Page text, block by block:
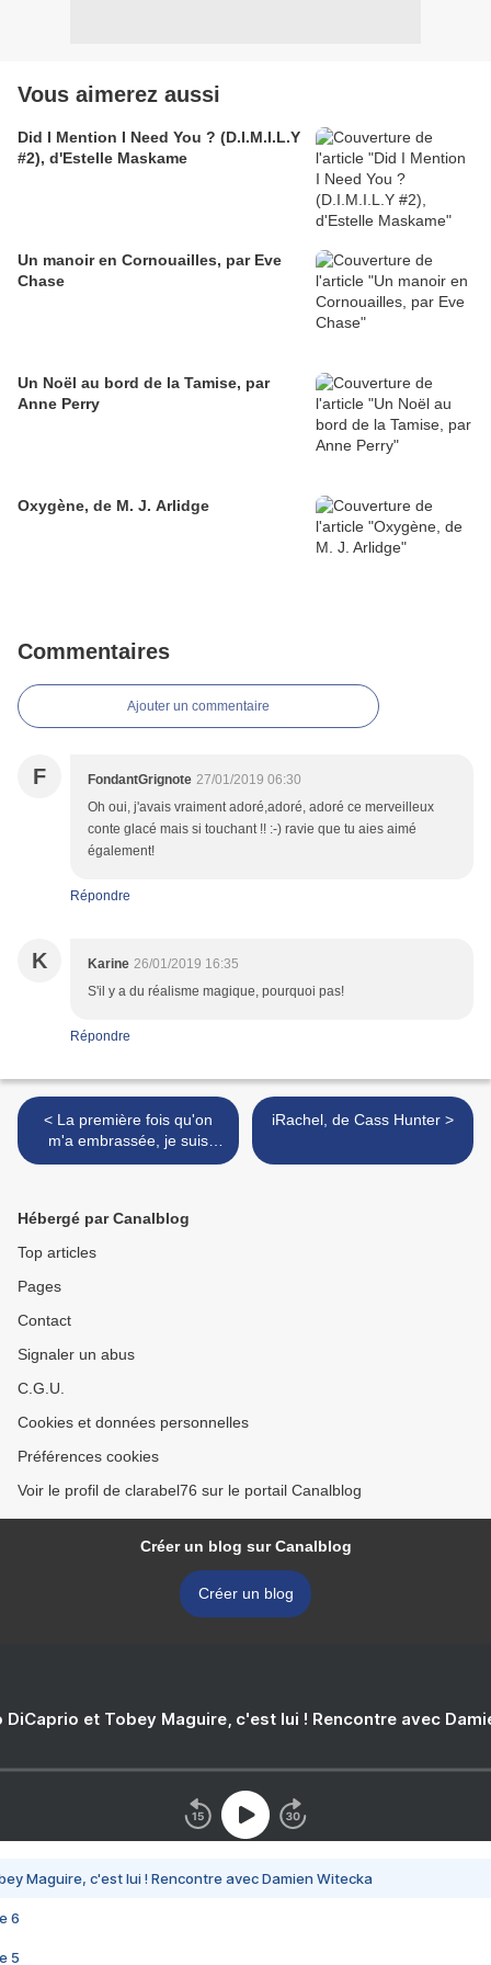
Vous aimerez aussi
Did I Mention I Need You ? (D.I.M.I.L.Y
#2), d'Estelle Maskame
Un manoir en Cornouailles, par Eve
Chase
Un Noël au bord de la Tamise, par
Anne Perry
Oxygène, de M. J. Arlidge
Commentaires
Ajouter un commentaire
F FondantGrignote 27/01/2019 06:30
Oh oui, j'avais vraiment adoré,adoré, adoré ce merveilleux
conte glacé mais si touchant !! :-) ravie que tu aies aimé
également!
Répondre
K Karine 26/01/2019 16:35
S'il y a du réalisme magique, pourquoi pas!
Répondre
< La première fois qu'on
m'a embrassée, je suis
morte, de Colleen Oakley
iRachel, de Cass Hunter >
Hébergé par Canalblog
Top articles
Pages
Contact
Signaler un abus
C.G.U.
Cookies et données personnelles
Préférences cookies
Voir le profil de clarabel76 sur le portail Canalblog
Créer un blog sur Canalblog
Créer un blog
DiCaprio et Tobey Maguire, c'est lui ! Rencontre avec
Maguire, c'est lui ! Rencontre avec Damien Witecka
6
5